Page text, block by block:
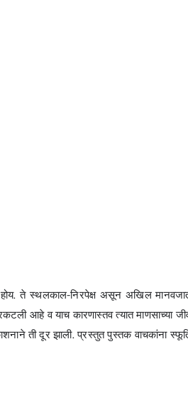
ते स्थलकाल-निरपेक्ष असून अखिल
आहे व याच कारणास्तव त्यात माणसाच्या
ती दूर झाली. प्रस्तुत पुस्तक वाचकांना